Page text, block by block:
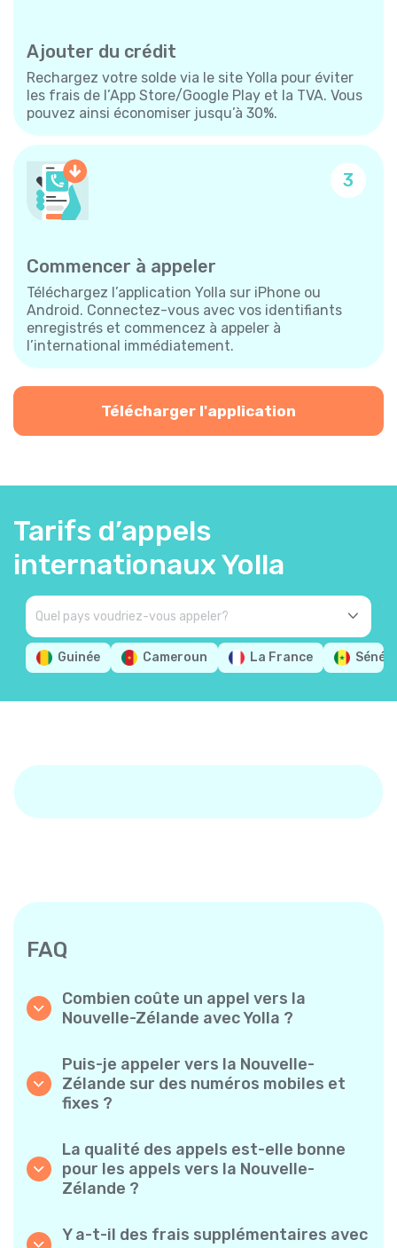
Ajouter du crédit
Rechargez votre solde via le site Yolla pour éviter
les frais de l’App Store/Google Play et la TVA. Vous
pouvez ainsi économiser jusqu’à 30%.
3
Commencer à appeler
Téléchargez l’application Yolla sur iPhone ou
Android. Connectez-vous avec vos identifiants
enregistrés et commencez à appeler à
l’international immédiatement.
Télécharger l'application
Tarifs d’appels
internationaux Yolla
Guinée Cameroun La France
FAQ
Combien coûte un appel vers la
Nouvelle-Zélande avec Yolla ?
abordables pour les appels vers la Nouvelle-
Zélande. Consultez simplement les tarifs les
plus récents dans l’application — sans frais
cachés, sans mauvaise surprise.
Puis-je appeler vers la Nouvelle-
Zélande sur des numéros mobiles et
fixes ?
vers des téléphones mobiles et des lignes
fixes vers la Nouvelle-Zélande en toute
simplicité.
La qualité des appels est-elle bonne
pour les appels vers la Nouvelle-
Zélande ?
claire et fiable, pour que vos conversations
sonnent comme des appels locaux.
Y a-t-il des frais supplémentaires avec